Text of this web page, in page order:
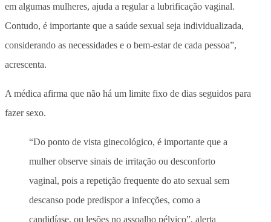
em algumas mulheres, ajuda a regular a lubrificação vaginal.
Contudo, é importante que a saúde sexual seja individualizada,
considerando as necessidades e o bem-estar de cada pessoa”,
acrescenta.
A médica afirma que não há um limite fixo de dias seguidos para
fazer sexo.
“Do ponto de vista ginecológico, é importante que a
mulher observe sinais de irritação ou desconforto
vaginal, pois a repetição frequente do ato sexual sem
descanso pode predispor a infecções, como a
candidíase, ou lesões no assoalho pélvico”, alerta